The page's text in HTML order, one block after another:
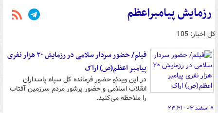
رزمایش پیامبراعظم
کل اخبار: 105
فیلم/ حضور سردار سلامی در رزمایش ۲۰ هزار نفری
پیامبر اعظم(ص) اراک
در این ویدئو حضور فرمانده کل سپاه پاسداران
انقلاب اسلامی و حضور پرشور مردم سرزمین آفتاب
را ملاحظه می‌کنید.
۸ اسفند ۰۳ - ۲۳:۳۱